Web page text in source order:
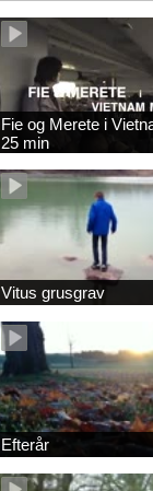
Fie og Merete i
25 min
Vitus grusgrav
Efterår